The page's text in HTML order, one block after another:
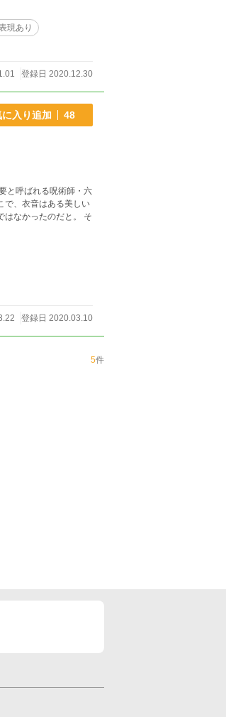
現あり
登録日 2020.12.30
に入り追加 48
で、衣音はある美しい
はなかったのだと。 そ
登録日 2020.03.10
5件